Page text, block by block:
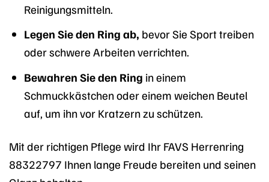
Reinigungsmitteln.
Legen Sie den Ring ab, bevor Sie Sport treiben
oder schwere Arbeiten verrichten.
Bewahren Sie den Ring in einem
Schmuckkästchen oder einem weichen Beutel
auf, um ihn vor Kratzern zu schützen.
Mit der richtigen Pflege wird Ihr FAVS Herrenring
88322797 Ihnen lange Freude bereiten und seinen